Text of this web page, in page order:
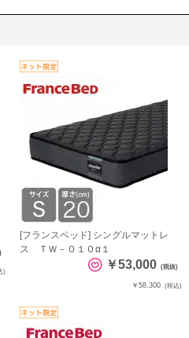
)
[フランスベッド] シングルマットレ
ス ＴＷ－０１０α１
￥53,000 (税抜)
￥58,300 (税込)